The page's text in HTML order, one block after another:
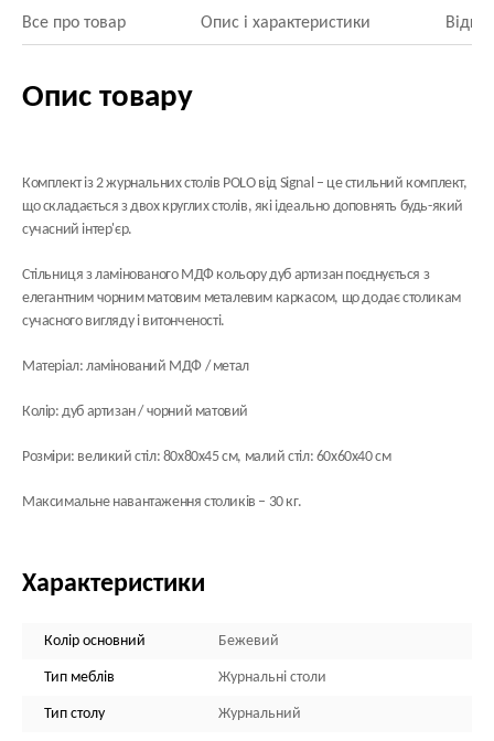
Все про товар Опис і характеристики
Опис товару
Комплект із 2 журнальних столів POLO від Signal – це стильний комплект,
що складається з двох круглих столів, які ідеально доповнять будь-який
сучасний інтер'єр.
Стільниця з ламінованого МДФ кольору дуб артизан поєднується з
елегантним чорним матовим металевим каркасом, що додає столикам
сучасного вигляду і витонченості.
Матеріал: ламінований МДФ / метал
Колір: дуб артизан / чорний матовий
Розміри: великий стіл: 80х80х45 см, малий стіл: 60х60х40 см
Максимальне навантаження столиків – 30 кг.
Характеристики
Колір основний Бежевий
Тип меблів Журнальні столи
Тип столу Журнальний